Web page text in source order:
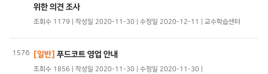
위한 의견 조사
조회수 1179 | 작성일 2020-11-30 | 수정일 2020-12-11 | 교수학습센터
1576 [일반] 푸드코트 영업 안내
조회수 1856 | 작성일 2020-11-30 | 수정일 2020-11-30 |